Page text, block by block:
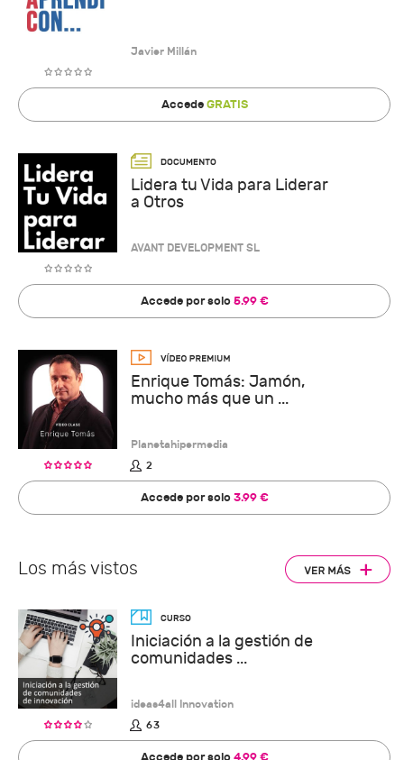
Javier Millán
AccedeGRATIS
Lidera tu Vida para Liderar
a Otros
AVANT DEVELOPMENT SL
Accede por solo5.99 €
Enrique Tomás: Jamón,
mucho más que un ...
Planetahipermedia
2
Accede por solo3.99 €
Los más vistos
Iniciación a la gestión de
comunidades ...
ideas4all Innovation
63